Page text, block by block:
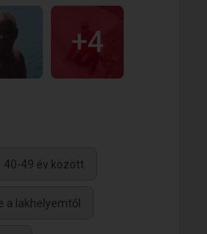
+4
40-49 év között
a lakhelyemtől